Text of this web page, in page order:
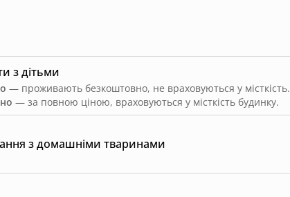
з домашніми тваринами
з дітьми
— проживають безкоштовно, не враховуються у місткість.
— за повною ціною, враховуються у місткість будинку.